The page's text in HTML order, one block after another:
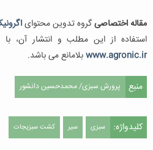
مقاله اختصاصیگروه تدوین محتوای
استفاده از این مطلب و انتشار آن، با
www.agronic.irبلامانع می باشد.
منبع پرورش سبزی/ محمدحسین دانشور
کلیدواژه: سبزی سیر کشت سبزیجات